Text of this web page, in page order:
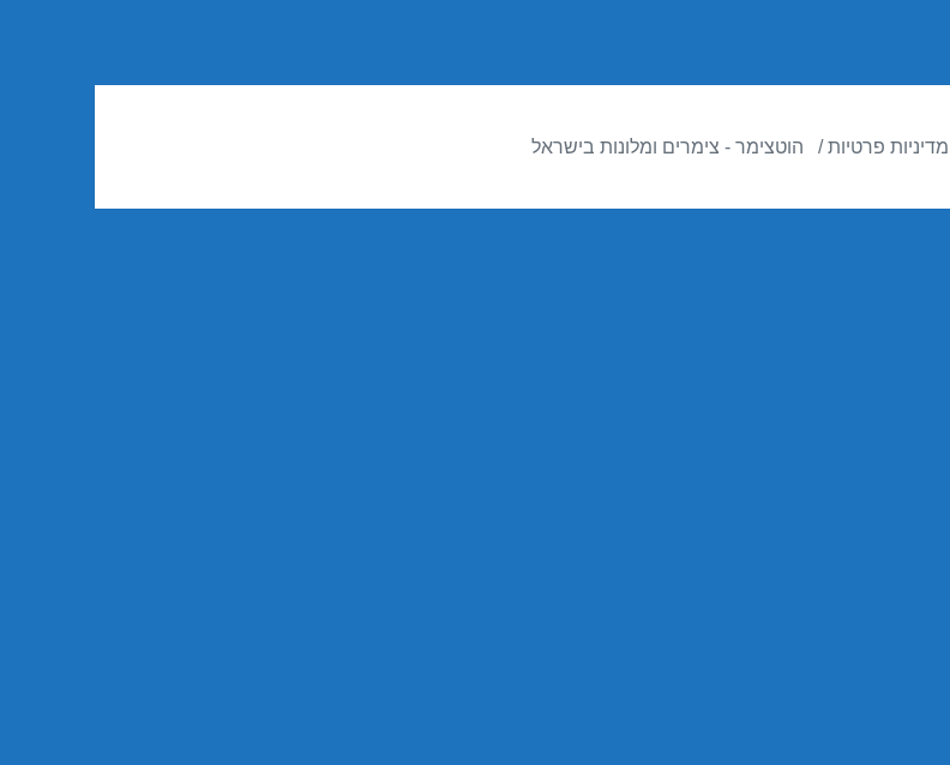
מדיניות פרטיות הוטצימר - צימרים ומלונות בישראל